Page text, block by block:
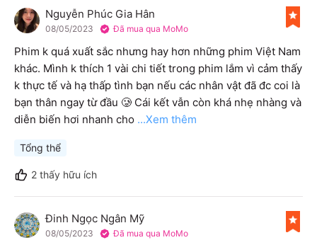
N Nguyễn Phúc Gia Hân
08/05/2023 Đã mua qua MoMo
Phim k quá xuất sắc nhưng hay hơn những phim Việt Nam
khác. Mình k thích 1 vài chi tiết trong phim lắm vì cảm thấy
k thực tế và hạ thấp tình bạn nếu các nhân vật đã đc coi là
bạn thân ngay từ đầu 🥲 Cái kết vẫn còn khá nhẹ nhàng và
diễn biến hơi nhanh cho ...Xem thêm
Tổng thể
2 thấy hữu ích
Đ Đinh Ngọc Ngân Mỹ
08/05/2023 Đã mua qua MoMo